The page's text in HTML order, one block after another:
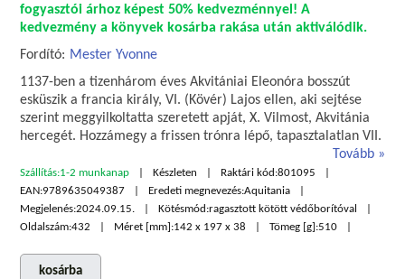
fogyasztói árhoz képest 50% kedvezménnyel! A
kedvezmény a könyvek kosárba rakása után aktiválódik.
Fordító: Mester Yvonne
1137-ben a tizenhárom éves Akvitániai Eleonóra bosszút
esküszik a francia király, VI. (Kövér) Lajos ellen, aki sejtése
szerint meggyilkoltatta szeretett apját, X. Vilmost, Akvitánia
hercegét. Hozzámegy a frissen trónra lépő, tapasztalatlan VII.
Tovább
Szállítás:1-2 munkanap Készleten Raktári kód:801095
EAN:9789635049387 Eredeti megnevezés:Aquitania
Megjelenés:2024.09.15. Kötésmód:ragasztott kötött védőborítóval
Oldalszám:432 Méret [mm]:142 x 197 x 38 Tömeg [g]:510
kosárba